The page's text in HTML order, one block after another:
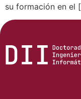
su formación en el